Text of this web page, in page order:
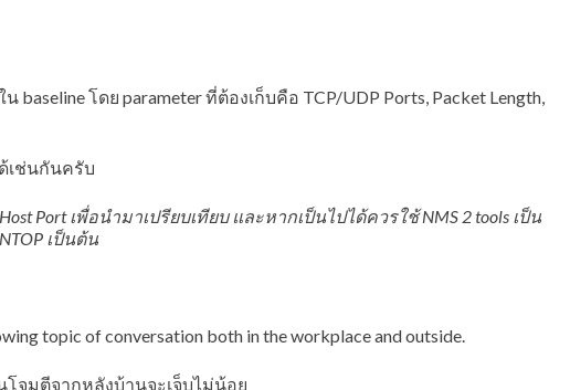
baseline โดย parameter ที่ต้องเก็บคือ TCP/UDP Ports, Packet Length,
เช่นกันครับ
Port เพื่อนำมาเปรียบเทียบ และหากเป็นไปได้ควรใช้ NMS 2 tools เป็น
เป็นต้น
topic of conversation both in the workplace and outside.
โจมตีจากหลังบ้านจะเจ็บไม่น้อย